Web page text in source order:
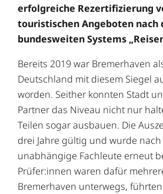
erfolgreiche Rezertifizierung
touristischen Angeboten nach
bundesweiten Systems
Bereits 2019 war Bremerhaven
Deutschland mit diesem Siegel
worden. Seither konnten Stadt
Partner das Niveau nicht nur
Teilen sogar ausbauen. Die
drei Jahre gültig und wurde
unabhängige Fachleute erneut
Prüfer:innen waren dafür
Bremerhaven unterwegs,